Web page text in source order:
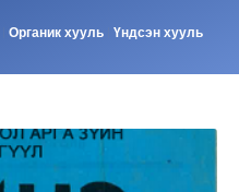
Органик хууль Үндсэн хууль